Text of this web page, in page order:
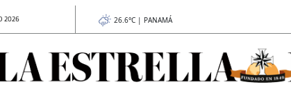
2026 26.6°C | PANAMÁ